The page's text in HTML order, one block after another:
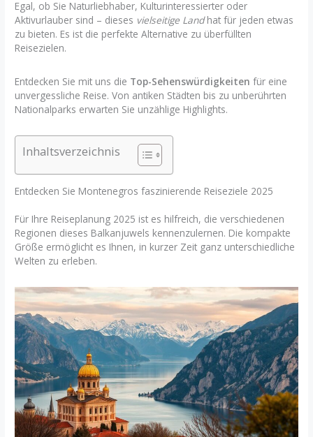
Egal, ob Sie Naturliebhaber, Kulturinteressierter oder
Aktivurlauber sind – dieses vielseitige Landhat für jeden etwas
zu bieten. Es ist die perfekte Alternative zu überfüllten
Reisezielen.
Entdecken Sie mit uns die Top-Sehenswürdigkeiten für eine
unvergessliche Reise. Von antiken Städten bis zu unberührten
Nationalparks erwarten Sie unzählige Highlights.
Inhaltsverzeichnis
Entdecken Sie Montenegros faszinierende Reiseziele 2025
Für Ihre Reiseplanung 2025 ist es hilfreich, die verschiedenen
Regionen dieses Balkanjuwels kennenzulernen. Die kompakte
Größe ermöglicht es Ihnen, in kurzer Zeit ganz unterschiedliche
Welten zu erleben.